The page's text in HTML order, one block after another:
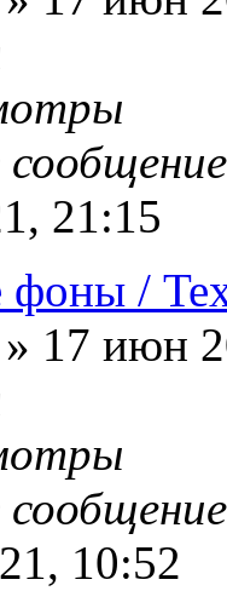
сообщение
21:15
фоны /
» 17 июн
сообщение
10:52